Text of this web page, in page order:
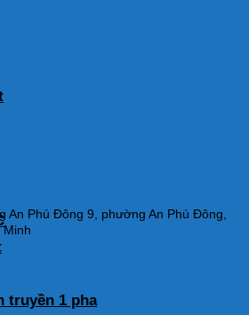
038 097
An Phú Đông 9, phường An Phú Đông,
Minh
truyền 1 pha